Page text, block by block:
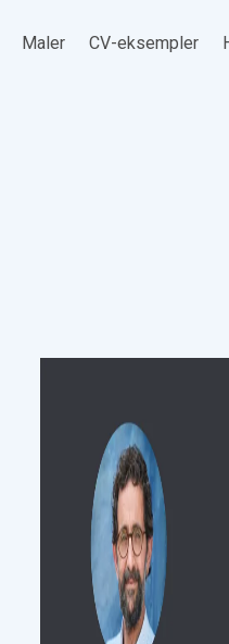
Maler CV-eksempler